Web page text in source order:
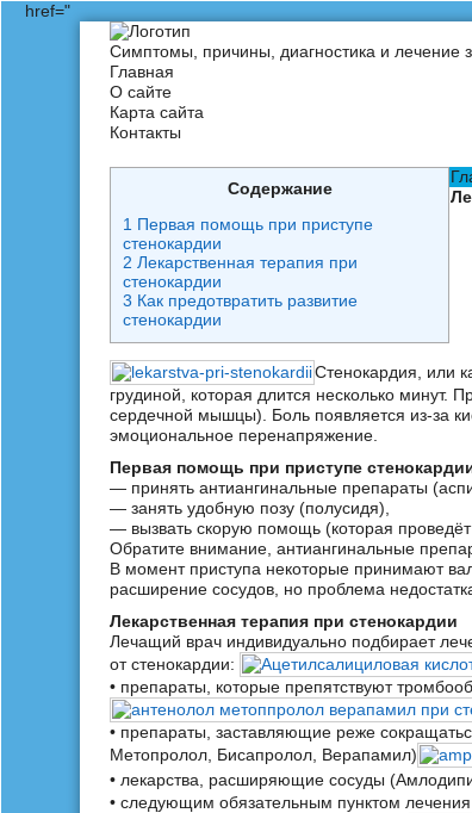
href="
Симптомы, причины, диагностика и лечение
Главная
О сайте
Карта сайта
Контакты
Содержание
1 Первая помощь при приступе
стенокардии
2 Лекарственная терапия при
стенокардии
3 Как предотвратить развитие
стенокардии
Стенокардия, или
грудиной, которая длится несколько
сердечной мышцы). Боль появляется из-за
эмоциональное перенапряжение.
Первая помощь при приступе
— принять антиангинальные препараты
— занять удобную позу (полусидя),
— вызвать скорую помощь (которая
Обратите внимание, антиангинальные
В момент приступа некоторые принимают
расширение сосудов, но проблема
Лекарственная терапия при стенокардии
Лечащий врач индивидуально подбирает
от стенокардии:
• препараты, которые препятствуют
• препараты, заставляющие реже
Метопролол, Бисапролол, Верапамил)
• лекарства, расширяющие сосуды
• следующим обязательным пунктом